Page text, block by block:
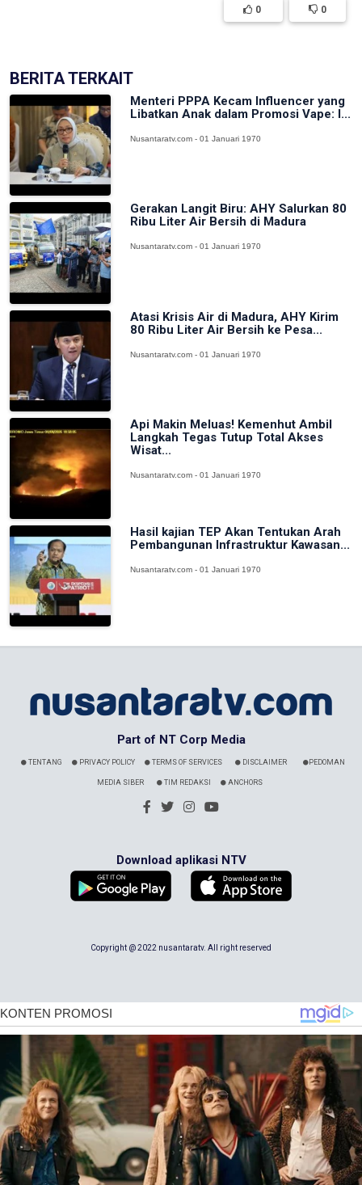
0 0
BERITA TERKAIT
Menteri PPPA Kecam Influencer yang
Libatkan Anak dalam Promosi Vape: I...
Nusantaratv.com - 01 Januari 1970
Gerakan Langit Biru: AHY Salurkan 80
Ribu Liter Air Bersih di Madura
Nusantaratv.com - 01 Januari 1970
Atasi Krisis Air di Madura, AHY Kirim
80 Ribu Liter Air Bersih ke Pesa...
Nusantaratv.com - 01 Januari 1970
Api Makin Meluas! Kemenhut Ambil
Langkah Tegas Tutup Total Akses
Wisat...
Nusantaratv.com - 01 Januari 1970
Hasil kajian TEP Akan Tentukan Arah
Pembangunan Infrastruktur Kawasan...
Nusantaratv.com - 01 Januari 1970
Part of NT Corp Media
TENTANG PRIVACY POLICY TERMS OF SERVICES DISCLAIMER PEDOMAN
MEDIA SIBER TIM REDAKSI ANCHORS
Download aplikasi NTV
Copyright @ 2022 nusantaratv. All right reserved